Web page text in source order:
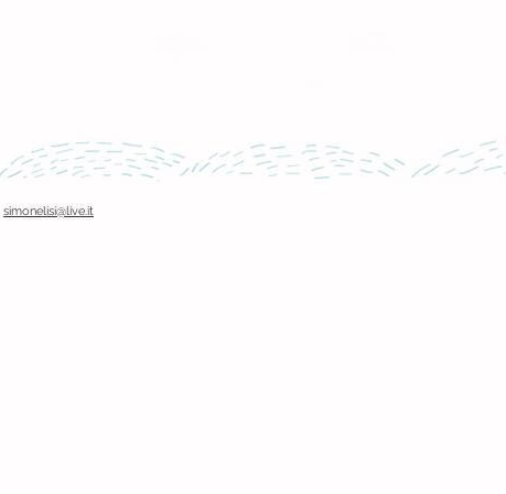
simonelisi@live.it